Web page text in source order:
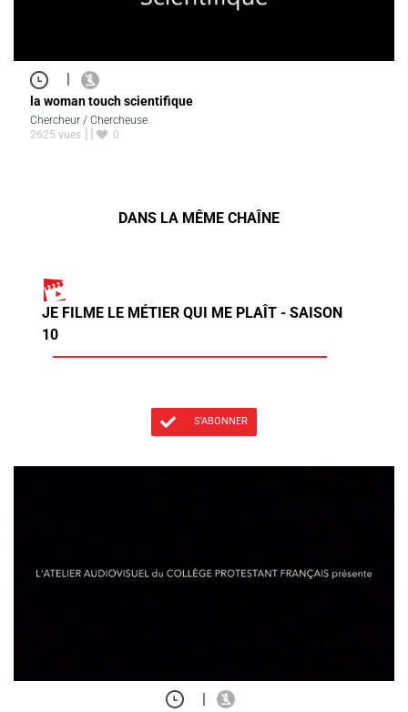
|
la woman touch scientifique
Chercheur / Chercheuse
2625 vues
0
DANS LA MÊME CHAÎNE
JE FILME LE MÉTIER QUI ME PLAÎT - SAISON
10
S'ABONNER
|